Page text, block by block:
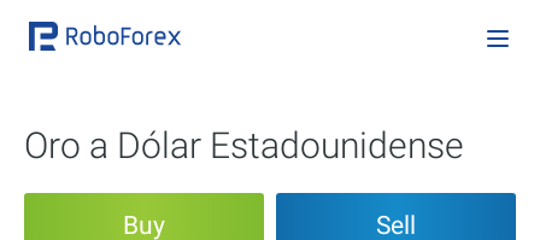
Oro a Dólar Estadounidense
Buy Sell